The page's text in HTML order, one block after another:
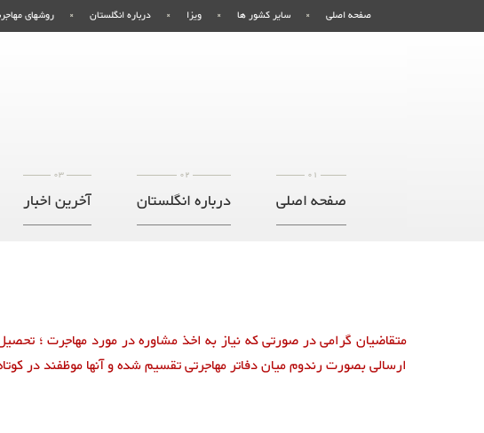
روشهای درباره انگلستان ویزا سایر کشور ها صفحه اصلی
03
آخرین اخبار
02
درباره انگلستان
01
صفحه اصلی
متقاضیان گرامی در صورتی که نیاز به اخذ مشاوره در مورد مهاجرت ؛
ارسالی بصورت رندوم میان دفاتر مهاجرتی تقسیم شده و آنها موظفند در